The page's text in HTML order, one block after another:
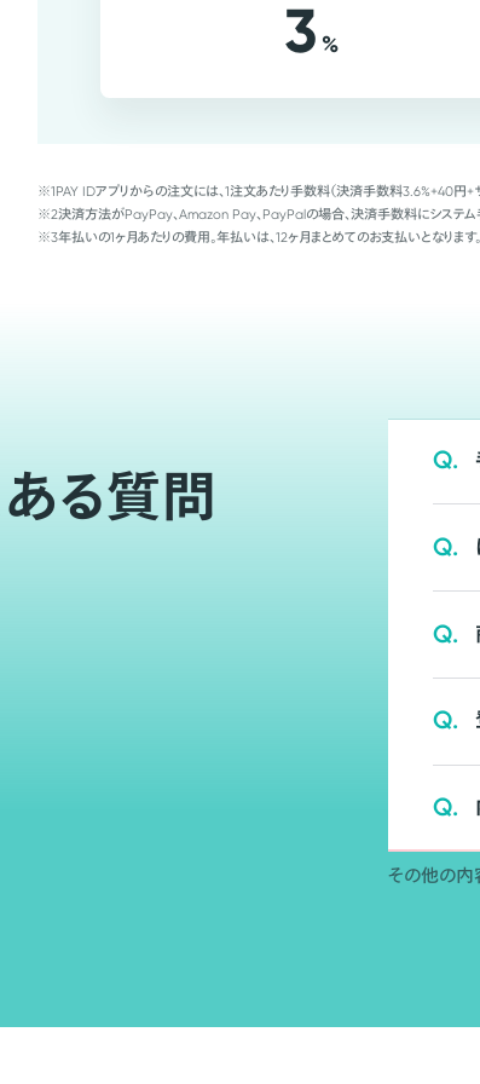
3 %
※1PAY IDアプリからの注文には、1注文あたり手数料（決済手数料3.6%+40円+
※2決済方法がPayPay、Amazon Pay、PayPalの場合、決済手数料にシステム
※3年払いの1ヶ月あたりの費用。年払いは、12ヶ月まとめてのお支払いとなります
ある質問
Q.
Q.
Q.
Q.
Q.
その他の内